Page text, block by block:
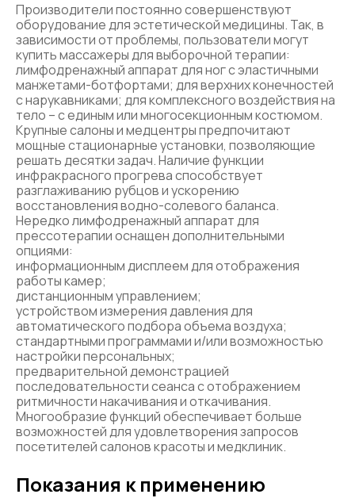
Производители постоянно совершенствуют
оборудование для эстетической медицины. Так, в
зависимости от проблемы, пользователи могут
купить массажеры для выборочной терапии:
лимфодренажный аппарат для ног с эластичными
манжетами-ботфортами; для верхних конечностей
с нарукавниками; для комплексного воздействия на
тело – с единым или многосекционным костюмом.
Крупные салоны и медцентры предпочитают
мощные стационарные установки, позволяющие
решать десятки задач. Наличие функции
инфракрасного прогрева способствует
разглаживанию рубцов и ускорению
восстановления водно-солевого баланса.
Нередко лимфодренажный аппарат для
прессотерапии оснащен дополнительными
опциями:
информационным дисплеем для отображения
работы камер;
дистанционным управлением;
устройством измерения давления для
автоматического подбора объема воздуха;
стандартными программами и/или возможностью
настройки персональных;
предварительной демонстрацией
последовательности сеанса с отображением
ритмичности накачивания и откачивания.
Многообразие функций обеспечивает больше
возможностей для удовлетворения запросов
посетителей салонов красоты и медклиник.
Показания к применению